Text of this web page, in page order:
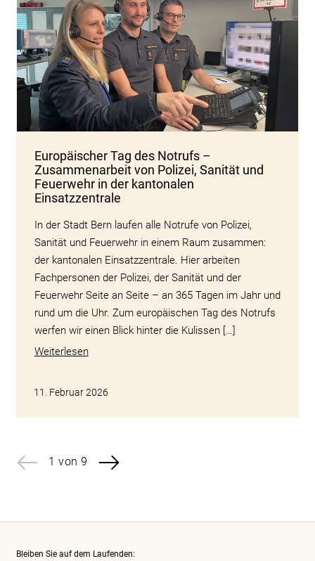
Europäischer Tag des Notrufs –
Zusammenarbeit von Polizei, Sanität und
Feuerwehr in der kantonalen
Einsatzzentrale
In der Stadt Bern laufen alle Notrufe von Polizei,
Sanität und Feuerwehr in einem Raum zusammen:
der kantonalen Einsatzzentrale. Hier arbeiten
Fachpersonen der Polizei, der Sanität und der
Feuerwehr Seite an Seite – an 365 Tagen im Jahr und
rund um die Uhr. Zum europäischen Tag des Notrufs
werfen wir einen Blick hinter die Kulissen […]
Weiterlesen
11. Februar 2026
1 von 9
Bleiben Sie auf dem Laufenden: